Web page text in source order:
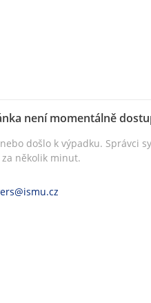
není momentálně
došlo k výpadku. Správci
několik minut.